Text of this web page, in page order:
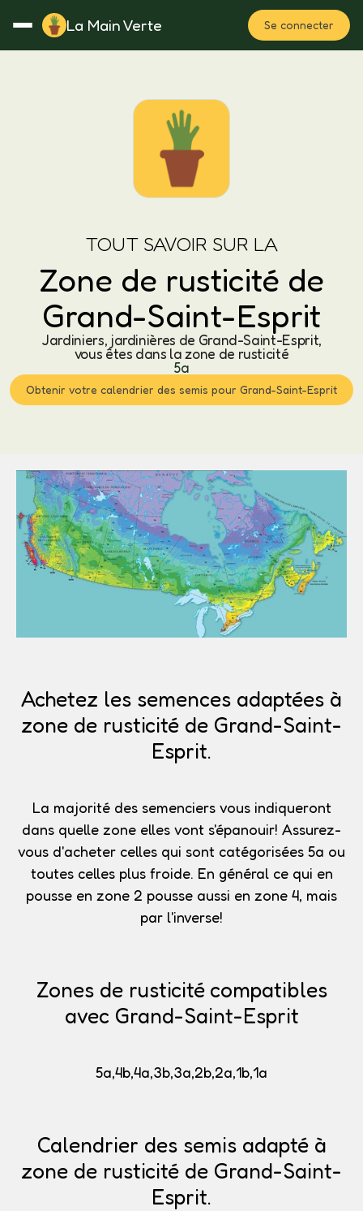
La Main Verte Se connecter
Notes Fertilisation
TOUT SAVOIR SUR LA
Zone de rusticité de
Grand-Saint-Esprit
Jardiniers, jardinières de Grand-Saint-Esprit,
vous êtes dans la zone de rusticité
5a
Obtenir votre calendrier des semis pour Grand-Saint-Esprit
Achetez les semences adaptées à
zone de rusticité de Grand-Saint-
Esprit.
La majorité des semenciers vous indiqueront
dans quelle zone elles vont s'épanouir! Assurez-
vous d'acheter celles qui sont catégorisées 5a ou
toutes celles plus froide. En général ce qui en
pousse en zone 2 pousse aussi en zone 4, mais
par l'inverse!
Zones de rusticité compatibles
avec Grand-Saint-Esprit
5a,4b,4a,3b,3a,2b,2a,1b,1a
Calendrier des semis adapté à
zone de rusticité de Grand-Saint-
Esprit.